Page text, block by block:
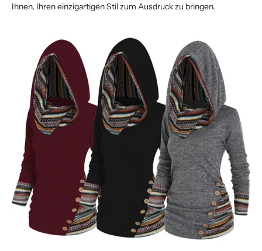
Ihnen, Ihren einzigartigen Stil zum Ausdruck zu bringen.